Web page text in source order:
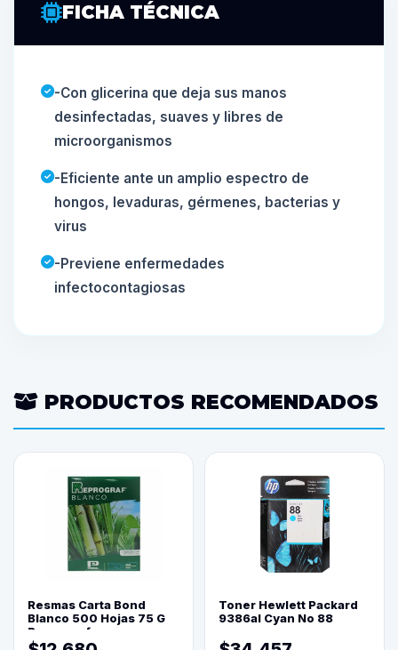
FICHA TÉCNICA
-Con glicerina que deja sus manos
desinfectadas, suaves y libres de
microorganismos
-Eficiente ante un amplio espectro de
hongos, levaduras, gérmenes, bacterias y
virus
-Previene enfermedades
infectocontagiosas
PRODUCTOS RECOMENDADOS
Resmas Carta Bond
Blanco 500 Hojas 75 G
Reprograf.
Toner Hewlett Packard
9386al Cyan No 88